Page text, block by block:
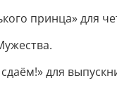
принца» для
для